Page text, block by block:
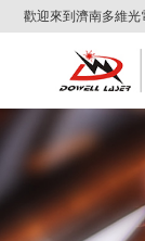
歡迎來到濟南多維光